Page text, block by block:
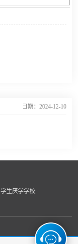
日期：2024-12-10
学生厌学学校